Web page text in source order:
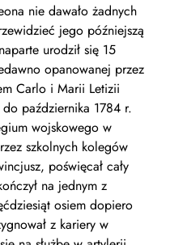
nie dawało żadnych
jego późniejszą
urodził się 15
opanowanej przez
Carlo i Marii Letizii
października 1784 r.
wojskowego w
szkolnych kolegów
poświęcał cały
na jednym z
osiem dopiero
z kariery w